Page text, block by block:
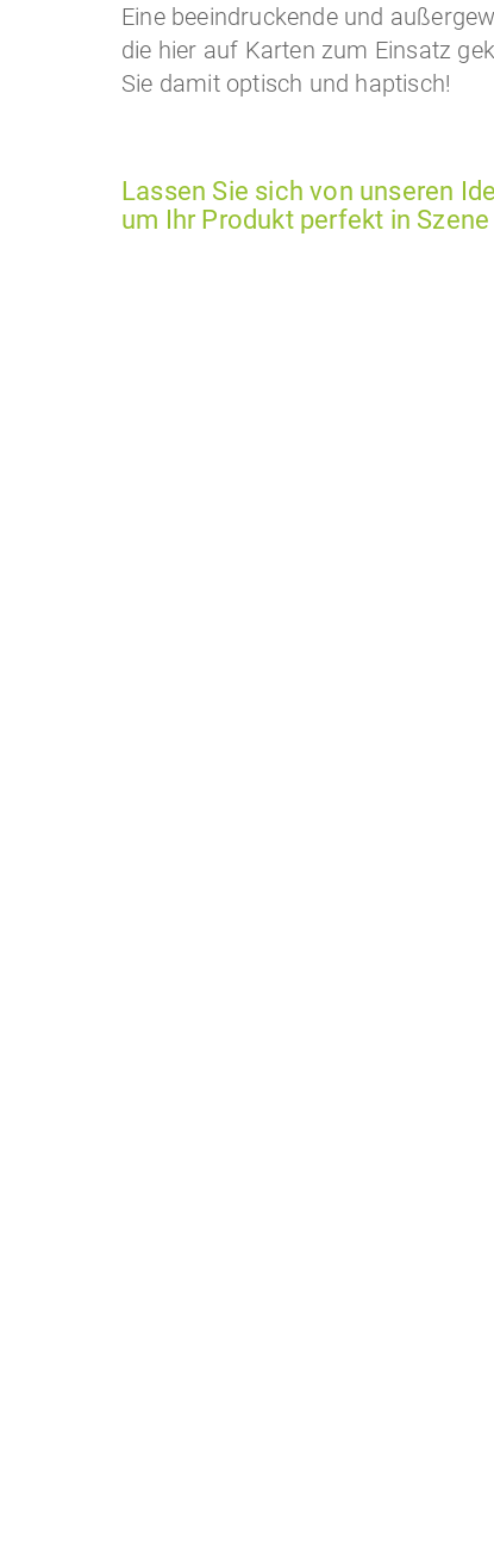
Eine beeindruckende und
die hier auf Karten zum Einsatz
Sie damit optisch und haptisch!
Lassen Sie sich von unseren
um Ihr Produkt perfekt in